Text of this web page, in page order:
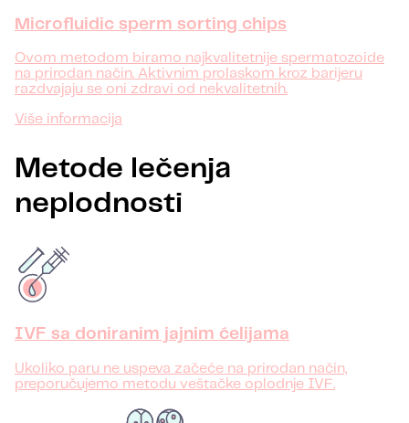
Microfluidic sperm sorting chips
Ovom metodom biramo najkvalitetnije spermatozoide
na prirodan način. Aktivnim prolaskom kroz barijeru
razdvajaju se oni zdravi od nekvalitetnih.
Više informacija
Metode lečenja
neplodnosti
IVF sa doniranim jajnim ćelijama
Ukoliko paru ne uspeva začeće na prirodan način,
preporučujemo metodu veštačke oplodnje IVF.